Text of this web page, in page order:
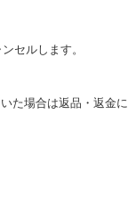
セルします。
た場合は返品・返金に